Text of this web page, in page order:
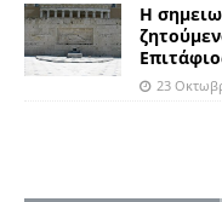
Η
23